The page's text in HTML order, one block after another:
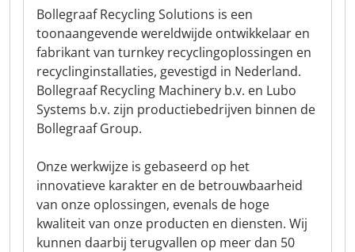
Bollegraaf Recycling Solutions is een
toonaangevende wereldwijde ontwikkelaar en
fabrikant van turnkey recyclingoplossingen en
recyclinginstallaties, gevestigd in Nederland.
Bollegraaf Recycling Machinery b.v. en Lubo
Systems b.v. zijn productiebedrijven binnen de
Bollegraaf Group.
Onze werkwijze is gebaseerd op het
innovatieve karakter en de betrouwbaarheid
van onze oplossingen, evenals de hoge
kwaliteit van onze producten en diensten. Wij
kunnen daarbij terugvallen op meer dan 50